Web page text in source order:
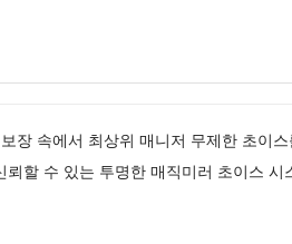
장 속에서 최상위 매니저 무제한 초이
할 수 있는 투명한 매직미러 초이스